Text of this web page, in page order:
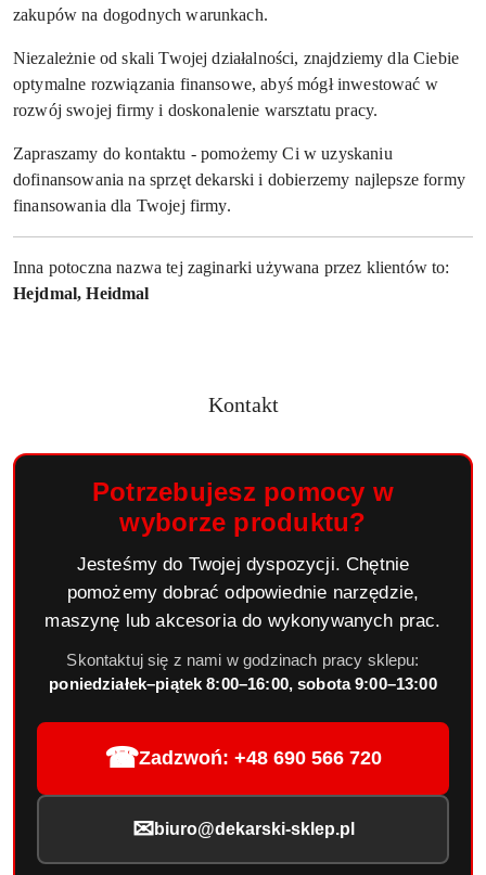
zakupów na dogodnych warunkach.
Niezależnie od skali Twojej działalności, znajdziemy dla Ciebie
optymalne rozwiązania finansowe, abyś mógł inwestować w
rozwój swojej firmy i doskonalenie warsztatu pracy.
Zapraszamy do kontaktu - pomożemy Ci w uzyskaniu
dofinansowania na sprzęt dekarski i dobierzemy najlepsze formy
finansowania dla Twojej firmy.
Inna potoczna nazwa tej zaginarki używana przez klientów to:
Hejdmal, Heidmal
Kontakt
Potrzebujesz pomocy w
wyborze produktu?
Jesteśmy do Twojej dyspozycji. Chętnie
pomożemy dobrać odpowiednie narzędzie,
maszynę lub akcesoria do wykonywanych prac.
Skontaktuj się z nami w godzinach pracy sklepu:
poniedziałek–piątek 8:00–16:00, sobota 9:00–13:00
☎Zadzwoń: +48 690 566 720
✉ biuro@dekarski-sklep.pl